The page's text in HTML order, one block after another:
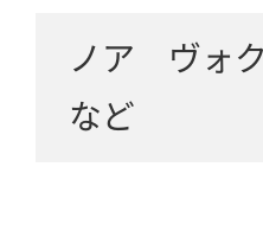
ノア ヴォ
など